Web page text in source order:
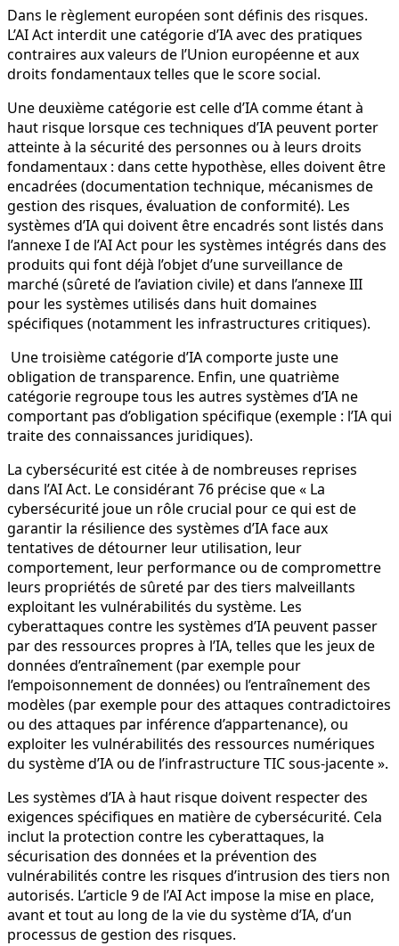
Dans le règlement européen sont définis des risques.
L’AI Act interdit une catégorie d’IA avec des pratiques
contraires aux valeurs de l’Union européenne et aux
droits fondamentaux telles que le score social.
Une deuxième catégorie est celle d’IA comme étant à
haut risque lorsque ces techniques d’IA peuvent porter
atteinte à la sécurité des personnes ou à leurs droits
fondamentaux : dans cette hypothèse, elles doivent être
encadrées (documentation technique, mécanismes de
gestion des risques, évaluation de conformité). Les
systèmes d’IA qui doivent être encadrés sont listés dans
l’annexe I de l’AI Act pour les systèmes intégrés dans des
produits qui font déjà l’objet d’une surveillance de
marché (sûreté de l’aviation civile) et dans l’annexe III
pour les systèmes utilisés dans huit domaines
spécifiques (notamment les infrastructures critiques).
Une troisième catégorie d’IA comporte juste une
obligation de transparence. Enfin, une quatrième
catégorie regroupe tous les autres systèmes d’IA ne
comportant pas d’obligation spécifique (exemple : l’IA qui
traite des connaissances juridiques).
La cybersécurité est citée à de nombreuses reprises
dans l’AI Act. Le considérant 76 précise que « La
cybersécurité joue un rôle crucial pour ce qui est de
garantir la résilience des systèmes d’IA face aux
tentatives de détourner leur utilisation, leur
comportement, leur performance ou de compromettre
leurs propriétés de sûreté par des tiers malveillants
exploitant les vulnérabilités du système. Les
cyberattaques contre les systèmes d’IA peuvent passer
par des ressources propres à l’IA, telles que les jeux de
données d’entraînement (par exemple pour
l’empoisonnement de données) ou l’entraînement des
modèles (par exemple pour des attaques contradictoires
ou des attaques par inférence d’appartenance), ou
exploiter les vulnérabilités des ressources numériques
du système d’IA ou de l’infrastructure TIC sous-jacente ».
Les systèmes d’IA à haut risque doivent respecter des
exigences spécifiques en matière de cybersécurité. Cela
inclut la protection contre les cyberattaques, la
sécurisation des données et la prévention des
vulnérabilités contre les risques d’intrusion des tiers non
autorisés. L’article 9 de l’AI Act impose la mise en place,
avant et tout au long de la vie du système d’IA, d’un
processus de gestion des risques.